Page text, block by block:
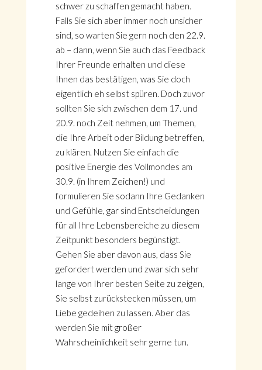
schwer zu schaffen gemacht haben.
Falls Sie sich aber immer noch unsicher
sind, so warten Sie gern noch den 22.9.
ab – dann, wenn Sie auch das Feedback
Ihrer Freunde erhalten und diese
Ihnen das bestätigen, was Sie doch
eigentlich eh selbst spüren. Doch zuvor
sollten Sie sich zwischen dem 17. und
20.9. noch Zeit nehmen, um Themen,
die Ihre Arbeit oder Bildung betreffen,
zu klären. Nutzen Sie einfach die
positive Energie des Vollmondes am
30.9. (in Ihrem Zeichen!) und
formulieren Sie sodann Ihre Gedanken
und Gefühle, gar sind Entscheidungen
für all Ihre Lebensbereiche zu diesem
Zeitpunkt besonders begünstigt.
Gehen Sie aber davon aus, dass Sie
gefordert werden und zwar sich sehr
lange von Ihrer besten Seite zu zeigen,
Sie selbst zurückstecken müssen, um
Liebe gedeihen zu lassen. Aber das
werden Sie mit großer
Wahrscheinlichkeit sehr gerne tun.